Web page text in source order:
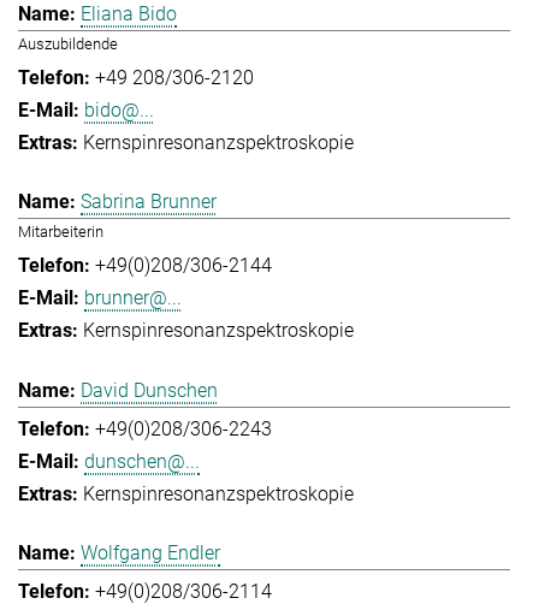
Eliana Bido
Auszubildende
+49 208/306-2120
bido@...
Kernspinresonanzspektroskopie
Sabrina Brunner
Mitarbeiterin
+49(0)208/306-2144
brunner@...
Kernspinresonanzspektroskopie
David Dunschen
+49(0)208/306-2243
dunschen@...
Kernspinresonanzspektroskopie
Wolfgang Endler
+49(0)208/306-2114